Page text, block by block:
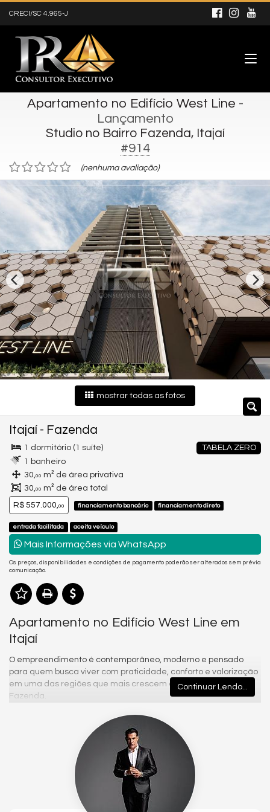
CRECI/SC 4.965-J
Apartamento no Edifício West Line -
Lançamento
Studio no Bairro Fazenda, Itajaí
#914
(nenhuma avaliação)
mostrar todas as fotos
Itajaí - Fazenda
TABELA ZERO
1 dormitório (1 suíte)
1 banheiro
30,00 m² de área privativa
30,00 m² de área total
R$ 557.000,00 financiamento bancário financiamento direto
entrada facilitada aceita veículo
Mais Informações via WhatsApp
Os preços, disponibilidades e condições de pagamento poderão ser alterados sem prévia
comunicação.
Apartamento no Edifício West Line em
Itajaí
O empreendimento é contemporâneo, moderno e pensado
para quem busca viver com praticidade, conforto e valorização
em uma das regiões que mais crescem em Itajaí: o Bairro
Fazenda.
Com arquitetura assinada pela MDPLAN, o projeto apresenta
uma fachada marcante, com linhas atuais, volumetria
imponente e um embasamento diferenciado, trazendo
identidade visual forte e presença urbana sofisticada. O
conceito do empreendimento valoriza a conectividade, a
funcionalidade e o estilo de vida moderno, reunindo
apartamentos compactos, plantas amplas, studios e opções
duplex em um projeto completo e versátil.
Continuar Lendo...